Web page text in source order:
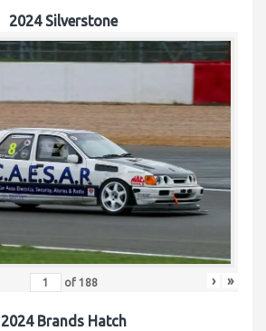
2024 Silverstone
of 188 › »
2024 Brands Hatch